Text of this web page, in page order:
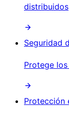
distribuidos
Seguridad
Protege
Protección